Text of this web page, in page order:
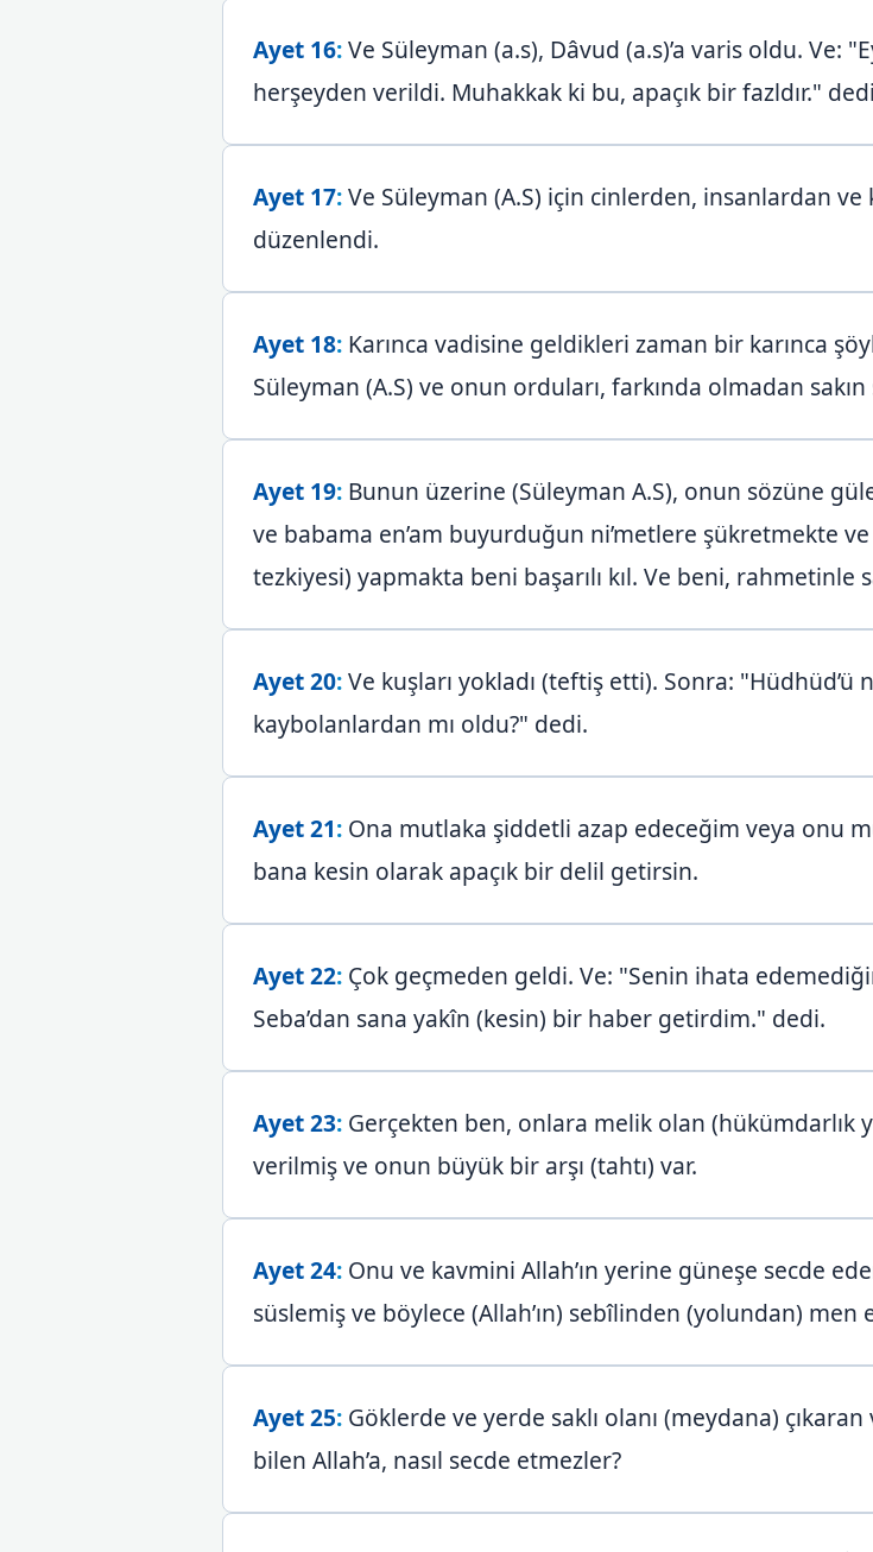
Ayet 16:Ve Süleyman (a.s), Dâvud (a.s)’a varis oldu. Ve:
herşeyden verildi. Muhakkak ki bu, apaçık bir fazldır."
Ayet 17:Ve Süleyman (A.S) için cinlerden, insanlardan
düzenlendi.
Ayet 18: Karınca vadisine geldikleri zaman bir karınca
Süleyman (A.S) ve onun orduları, farkında olmadan
Ayet 19: Bunun üzerine (Süleyman A.S), onun sözüne
ve babama en’am buyurduğun ni’metlere şükretmekte
tezkiyesi) yapmakta beni başarılı kıl. Ve beni, rahmetinle
Ayet 20:Ve kuşları yokladı (teftiş etti). Sonra:
kaybolanlardan mı oldu?" dedi.
Ayet 21: Ona mutlaka şiddetli azap edeceğim veya onu
bana kesin olarak apaçık bir delil getirsin.
Ayet 22: Çok geçmeden geldi. Ve: "Senin ihata
Seba’dan sana yakîn (kesin) bir haber getirdim." dedi.
Ayet 23: Gerçekten ben, onlara melik olan (hükümdarlık
verilmiş ve onun büyük bir arşı (tahtı) var.
Ayet 24: Onu ve kavmini Allah’ın yerine güneşe secde
süslemiş ve böylece (Allah’ın) sebîlinden (yolundan)
Ayet 25: Göklerde ve yerde saklı olanı (meydana) çıkaran
bilen Allah’a, nasıl secde etmezler?